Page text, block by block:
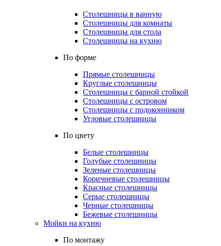
Столешницы в ванную
Столешницы для комнаты
Столешницы для стола
Столешницы на кухню
По форме
Прямые столешницы
Круглые столешницы
Столешницы с барной стойкой
Столешницы с островом
Столешницы с подоконником
Угловые столешницы
По цвету
Белые столешницы
Голубые столешницы
Зеленые столешницы
Коричневые столешницы
Красные столешницы
Серые столешницы
Черные столешницы
Бежевые столешницы
Мойки на кухню
По монтажу